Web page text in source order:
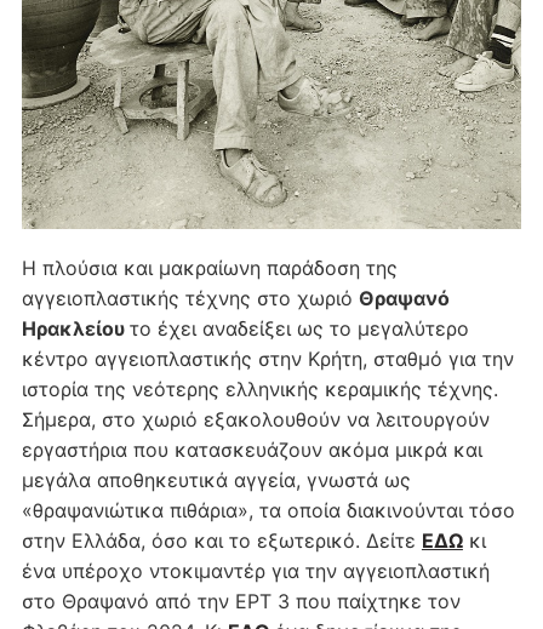
Η πλούσια και μακραίωνη παράδοση της
αγγειοπλαστικής τέχνης στο χωριό Θραψανό
Ηρακλείου το έχει αναδείξει ως το μεγαλύτερο
κέντρο αγγειοπλαστικής στην Κρήτη, σταθμό για την
ιστορία της νεότερης ελληνικής κεραμικής τέχνης.
Σήμερα, στο χωριό εξακολουθούν να λειτουργούν
εργαστήρια που κατασκευάζουν ακόμα μικρά και
μεγάλα αποθηκευτικά αγγεία, γνωστά ως
«θραψανιώτικα πιθάρια», τα οποία διακινούνται τόσο
στην Ελλάδα, όσο και το εξωτερικό. Δείτε ΕΔΩκι
ένα υπέροχο ντοκιμαντέρ για την αγγειοπλαστική
στο Θραψανό από την ΕΡΤ 3 που παίχτηκε τον